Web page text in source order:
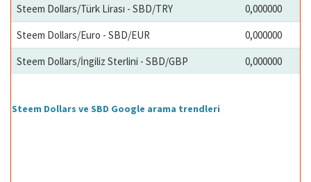
Steem Dollars/Türk Lirası - SBD/TRY
0,000000
Steem Dollars/Euro - SBD/EUR
0,000000
Steem Dollars/İngiliz Sterlini - SBD/GBP
0,000000
Steem Dollars ve SBD Google arama trendleri